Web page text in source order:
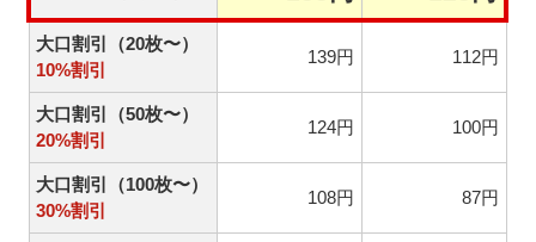
大口割引（20枚〜）
10%割引
139円 112円
大口割引（50枚〜）
20%割引
124円 100円
大口割引（100枚〜）
30%割引
108円 87円